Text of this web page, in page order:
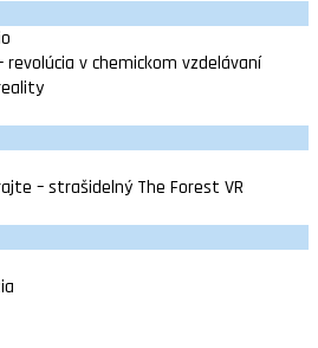
revolúcia v chemickom vzdelávaní
– strašidelný The Forest VR